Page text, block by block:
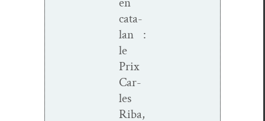
cata­
lan :
le
Prix
Car­
les
Riba,